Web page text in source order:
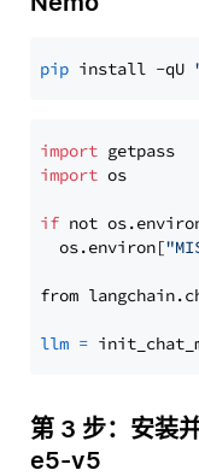
pip install -qU
import
import os
if not
  os.environ[
from
llm =
第 3 步：安装
e5-v5